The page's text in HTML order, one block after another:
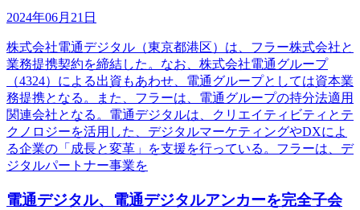
2024年06月21日
株式会社電通デジタル（東京都港区）は、フラー株式会社と
業務提携契約を締結した。なお、株式会社電通グループ
（4324）による出資もあわせ、電通グループとしては資本業
務提携となる。また、フラーは、電通グループの持分法適用
関連会社となる。電通デジタルは、クリエイティビティとテ
クノロジーを活用した、デジタルマーケティングやDXによ
る企業の「成長と変革」を支援を行っている。フラーは、デ
ジタルパートナー事業を
電通デジタル、電通デジタルアンカーを完全子会